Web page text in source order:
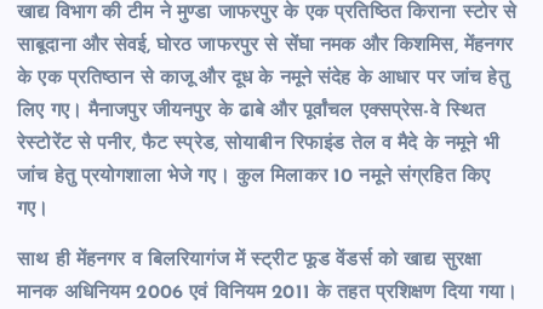
खाद्य विभाग की टीम ने मुण्डा जाफरपुर के एक प्रतिष्ठित किराना स्टोर से
साबूदाना और सेवई, घोरठ जाफरपुर से सेंघा नमक और किशमिस, मेंहनगर
के एक प्रतिष्ठान से काजू और दूध के नमूने संदेह के आधार पर जांच हेतु
लिए गए। मैनाजपुर जीयनपुर के ढाबे और पूर्वांचल एक्सप्रेस-वे स्थित
रेस्टोरेंट से पनीर, फैट स्प्रेड, सोयाबीन रिफाइंड तेल व मैदे के नमूने भी
जांच हेतु प्रयोगशाला भेजे गए। कुल मिलाकर 10 नमूने संग्रहित किए
गए।
साथ ही मेंहनगर व बिलरियागंज में स्ट्रीट फूड वेंडर्स को खाद्य सुरक्षा
मानक अधिनियम 2006 एवं विनियम 2011 के तहत प्रशिक्षण दिया गया।